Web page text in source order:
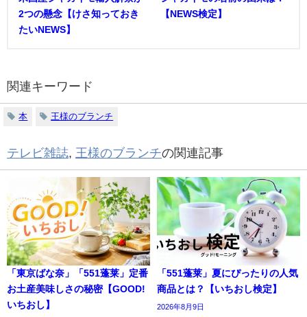
2つの懸念【けさ知っておき
たいNEWS】
【NEWS検定】
関連キーワード
本 王様のブランチ
テレビ雑誌, 王様のブランチの関連記事
「東京ばな奈」「551蓬莱」定番
お土産美味しさの秘密【GOOD!
いちおし】
「551蓬莱」夏にぴったりの人気
商品とは？【いちおし検定】
2026年8月9日